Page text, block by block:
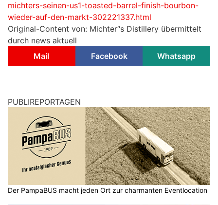
michters-seinen-us1-toasted-barrel-finish-bourbon-
wieder-auf-den-markt-302221337.html
Original-Content von: Michter“s Distillery übermittelt
durch news aktuell
Mail
Facebook Whatsapp
PUBLIREPORTAGEN
Der PampaBUS macht jeden Ort zur charmanten Eventlocation